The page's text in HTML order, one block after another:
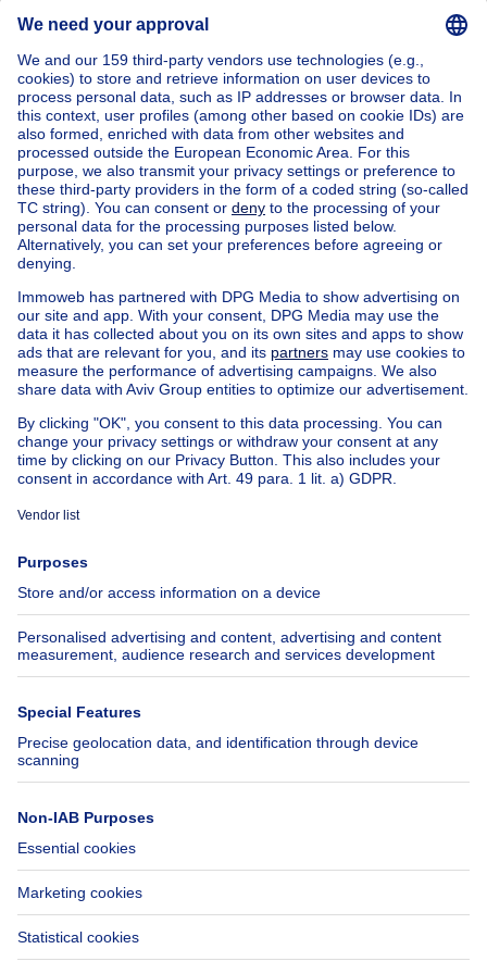
Home Belgium
Walloon Brabant (province)
Nivelles (district)
Buy your house in Jodoigne
House out of BelgiumHouse for sale France
House for sale Spain
House for sale Italy
House for sale Luxembourg
House for sale Netherlands
Our cheap propertiesCheap houses for sale
Cheap apartments for rent
About
Immoweb
Axel Springer Group
SeLoger.com
Immowelt.de
Tools
Insurances
Help
FAQ
Accessibility
Contact us
Follow Us
Immoweb SA © 2026 - All rights reserved
Terms of use Cookie settings Privacy Ranking rules